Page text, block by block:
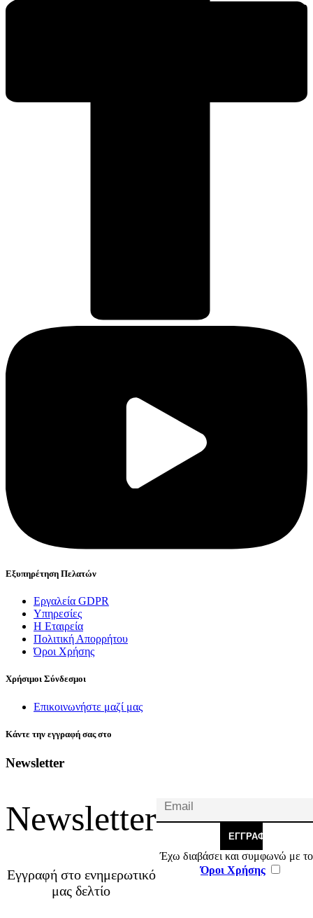
Εξυπηρέτηση Πελατών
Εργαλεία GDPR
Υπηρεσίες
Η Εταιρεία
Πολιτική Απορρήτου
Όροι Χρήσης
Χρήσιμοι Σύνδεσμοι
Επικοινωνήστε μαζί μας
Κάντε την εγγραφή σας στο
Newsletter
Newsletter
Εγγραφή στο ενημερωτικό
μας δελτίο
ΕΓΓΡΑΦΉ
Έχω διαβάσει και συμφωνώ με
Όροι Χρήσης